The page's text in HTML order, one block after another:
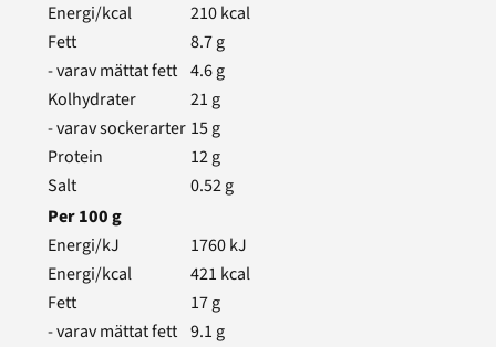
Energi/kcal
210kcal
Fett
8.7g
- varav mättat fett 4.6g
Kolhydrater
21 g
- varav sockerarter 15g
Protein
12g
Salt
0.52g
Per100g
Energi/kJ
1760kJ
Energi/kcal
421 kcal
Fett
17g
- varav mättat fett 9.1 g